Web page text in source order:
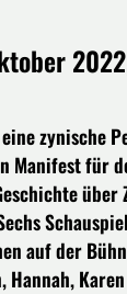
zynische
Manifest für
über
auf der
Hannah,